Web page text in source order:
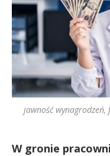
jawność
W gronie